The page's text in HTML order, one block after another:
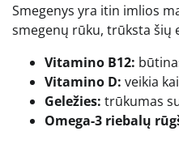
Smegenys yra itin imlios
smegenų rūku, trūksta šių
Vitamino B12:
Vitamino D: veikia
Geležies: trūkumas
Omega-3 riebalų